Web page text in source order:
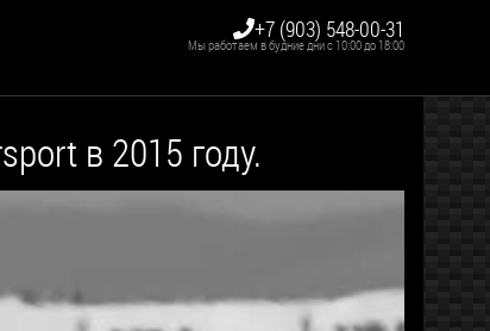
+7 (903) 548-00-31
Мы работаем в будние дни с 10:00 до 18:00
в 2015 году.